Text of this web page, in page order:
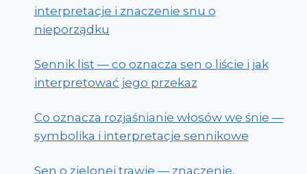
interpretacje i znaczenie snu o
nieporządku
Sennik list — co oznacza sen o liście i jak
interpretować jego przekaz
Co oznacza rozjaśnianie włosów we śnie —
symbolika i interpretacje sennikowe
Sen o zielonej trawie — znaczenie,